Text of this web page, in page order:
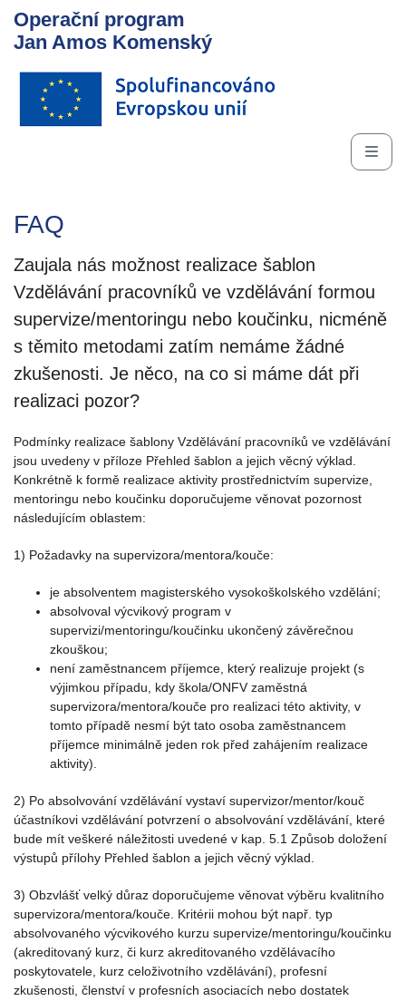
Operační program
Jan Amos Komenský
FAQ
Zaujala nás možnost realizace šablon
Vzdělávání pracovníků ve vzdělávání formou
supervize/mentoringu nebo koučinku, nicméně
s těmito metodami zatím nemáme žádné
zkušenosti. Je něco, na co si máme dát při
realizaci pozor?
Podmínky realizace šablony Vzdělávání pracovníků ve vzdělávání
jsou uvedeny v příloze Přehled šablon a jejich věcný výklad.
Konkrétně k formě realizace aktivity prostřednictvím supervize,
mentoringu nebo koučinku doporučujeme věnovat pozornost
následujícím oblastem:
1) Požadavky na supervizora/mentora/kouče:
je absolventem magisterského vysokoškolského vzdělání;
absolvoval výcvikový program v
supervizi/mentoringu/koučinku ukončený závěrečnou
zkouškou;
není zaměstnancem příjemce, který realizuje projekt (s
výjimkou případu, kdy škola/ONFV zaměstná
supervizora/mentora/kouče pro realizaci této aktivity, v
tomto případě nesmí být tato osoba zaměstnancem
příjemce minimálně jeden rok před zahájením realizace
aktivity).
2) Po absolvování vzdělávání vystaví supervizor/mentor/kouč
účastníkovi vzdělávání potvrzení o absolvování vzdělávání, které
bude mít veškeré náležitosti uvedené v kap. 5.1 Způsob doložení
výstupů přílohy Přehled šablon a jejich věcný výklad.
3) Obzvlášť velký důraz doporučujeme věnovat výběru kvalitního
supervizora/mentora/kouče. Kritérii mohou být např. typ
absolvovaného výcvikového kurzu supervize/mentoringu/koučinku
(akreditovaný kurz, či kurz akreditovaného vzdělávacího
poskytovatele, kurz celoživotního vzdělávání), profesní
zkušenosti, členství v profesních asociacích nebo dostatek